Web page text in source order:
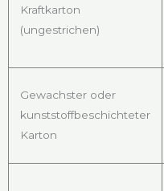
Kraftkarton
(ungestrichen)
Gewachster oder
kunststoffbeschichteter
Karton